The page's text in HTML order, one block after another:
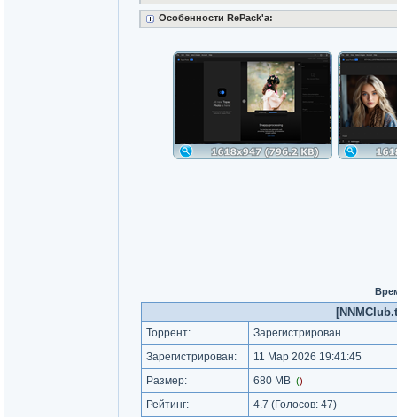
Особенности RePack'a:
Торрент:
Зарегистрирован
Зарегистрирован:
11 Мар 2026 19:41:45
Размер:
680 MB ()
Рейтинг: 4.7 (Голосов: 47)